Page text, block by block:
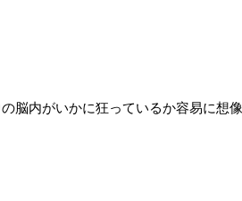
脳内がいかに狂っているか容易に想像